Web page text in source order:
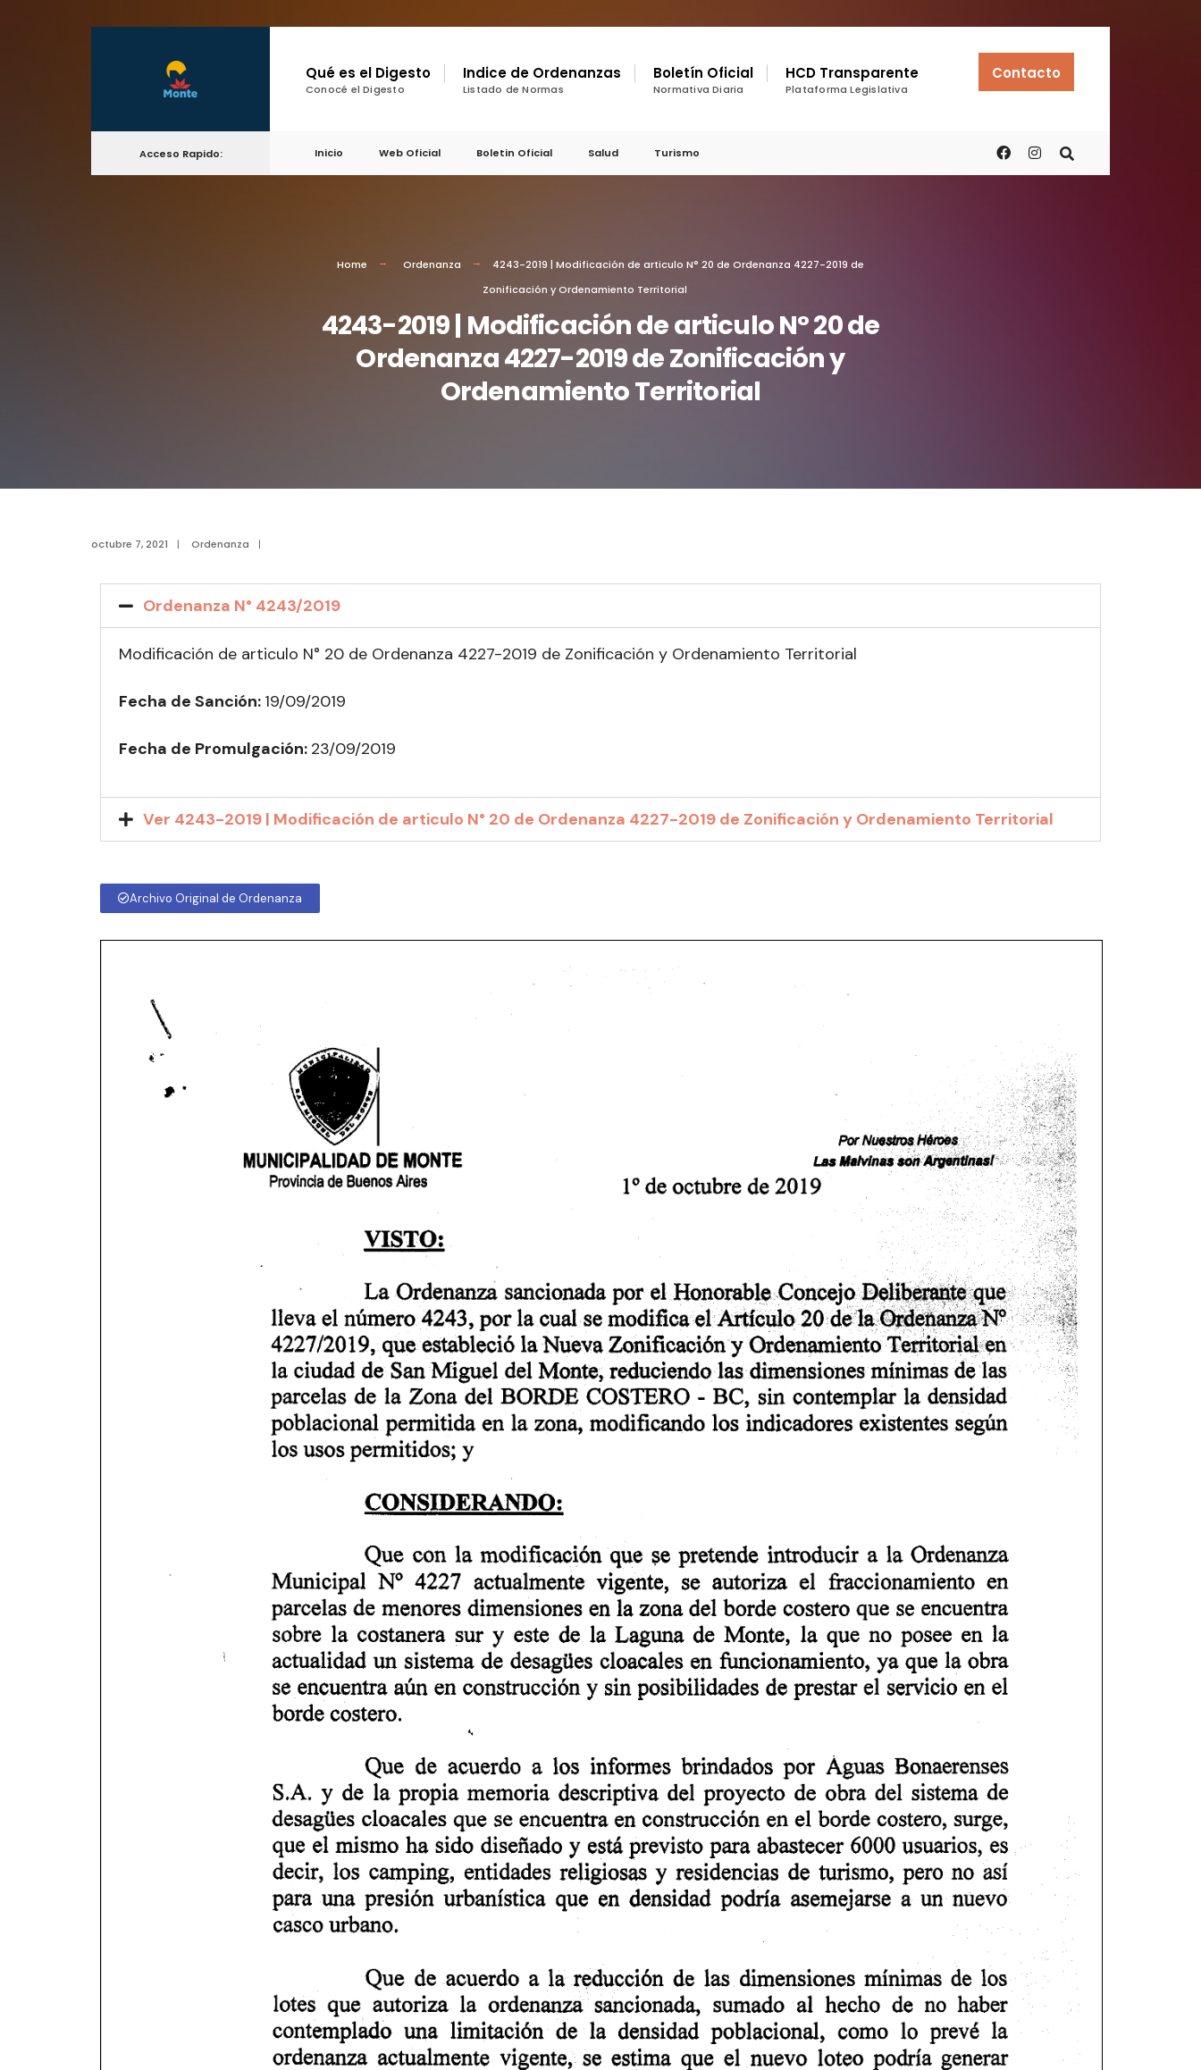
Qué es el Digesto
Conocé el Digesto
Indice de Ordenanzas
Listado de Normas
Boletín Oficial
Normativa Diaria
HCD Transparente
Plataforma Legislativa
Contacto
Acceso Rapido: Inicio Web Oficial Boletin Oficial Salud Turismo
Home Ordenanza
4243-2019 | Modificación de articulo N° 20 de Ordenanza 4227-2019 de
Zonificación y Ordenamiento Territorial
4243-2019 | Modificación de articulo N° 20 de
Ordenanza 4227-2019 de Zonificación y
Ordenamiento Territorial
octubre 7, 2021 | Ordenanza |
Ordenanza N° 4243/2019
Modificación de articulo N° 20 de Ordenanza 4227-2019 de Zonificación y Ordenamiento Territorial
Fecha de Sanción: 19/09/2019
Fecha de Promulgación: 23/09/2019
Ver 4243-2019 | Modificación de articulo N° 20 de Ordenanza 4227-2019 de Zonificación y Ordenamiento Territorial
Archivo Original de Ordenanza